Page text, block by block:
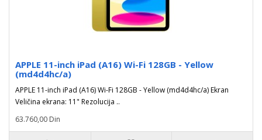
APPLE 11-inch iPad (A16) Wi-Fi 128GB - Yellow
(md4d4hc/a)
APPLE 11-inch iPad (A16) Wi-Fi 128GB - Yellow (md4d4hc/a) Ekran
Veličina ekrana: 11" Rezolucija ..
63.760,00 Din